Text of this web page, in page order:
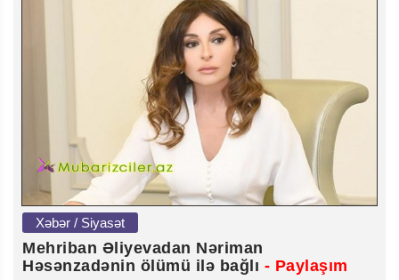
Xəbər / Siyasət
Mehriban Əliyevadan Nəriman
Həsənzadənin ölümü ilə bağlı - Paylaşım